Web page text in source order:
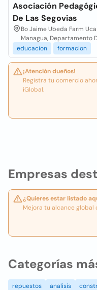
Empresas
¿Quieres estar listado
Mejora tu alcance global
Asociación
De Las Segovias
Bo Jaime Ubeda Farm
Managua, Departamento
educacion
formacion
¡Atención dueños!
Registra tu comercio
iGlobal.
Categorías
repuestos analisis